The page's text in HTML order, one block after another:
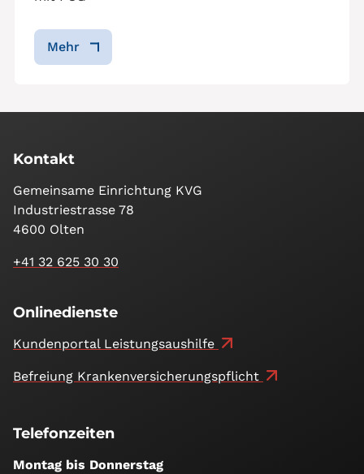
Mehr
Kontakt
Gemeinsame Einrichtung KVG
Industriestrasse 78
4600 Olten
+41 32 625 30 30
Onlinedienste
Kundenportal Leistungsaushilfe
Befreiung Kranken­versicherungs­pflicht
Telefonzeiten
Montag bis Donnerstag